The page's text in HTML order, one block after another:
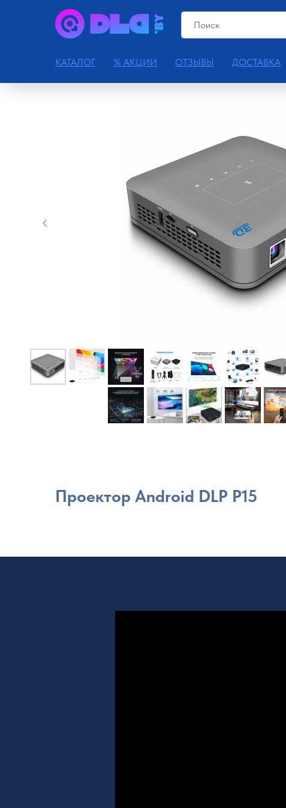
КАТАЛОГ % АКЦИИ ОТЗЫВЫ ДОСТАВКА
Проектор Android DLP P15